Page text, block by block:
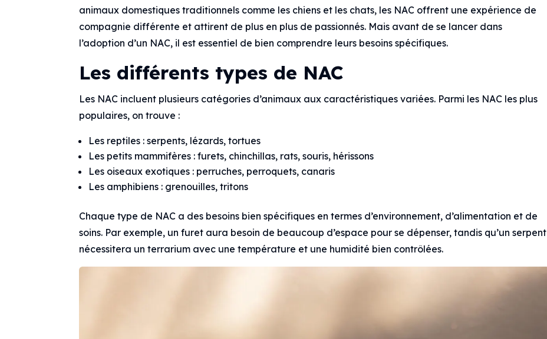
animaux domestiques traditionnels comme les chiens et les chats, les NAC offrent une expérience de
compagnie différente et attirent de plus en plus de passionnés. Mais avant de se lancer dans
l’adoption d’un NAC, il est essentiel de bien comprendre leurs besoins spécifiques.
Les différents types de NAC
Les NAC incluent plusieurs catégories d’animaux aux caractéristiques variées. Parmi les NAC les plus
populaires, on trouve :
Les reptiles : serpents, lézards, tortues
Les petits mammifères : furets, chinchillas, rats, souris, hérissons
Les oiseaux exotiques : perruches, perroquets, canaris
Les amphibiens : grenouilles, tritons
Chaque type de NAC a des besoins bien spécifiques en termes d’environnement, d’alimentation et de
soins. Par exemple, un furet aura besoin de beaucoup d’espace pour se dépenser, tandis qu’un serpent
nécessitera un terrarium avec une température et une humidité bien contrôlées.